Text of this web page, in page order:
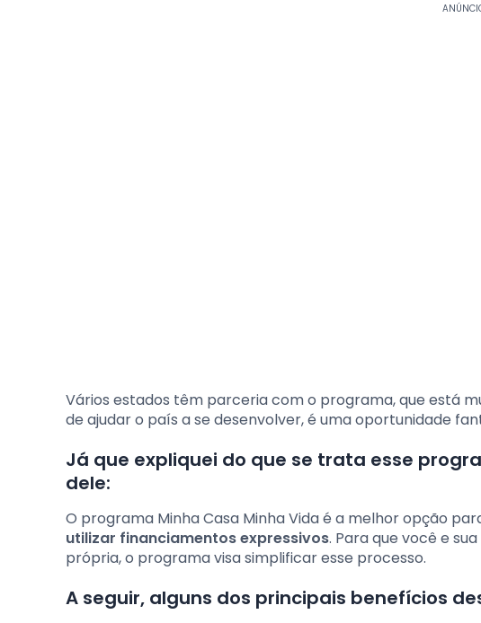
Vários estados têm parceria com o programa, que está
de ajudar o país a se desenvolver, é uma oportunidade
Já que expliquei do que se trata esse
dele:
O programa Minha Casa Minha Vida é a melhor opção
utilizar financiamentos expressivos. Para que você e
própria, o programa visa simplificar esse processo.
A seguir, alguns dos principais benefícios